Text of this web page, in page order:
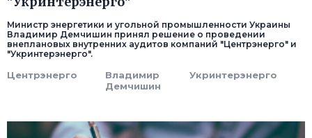
Министр энергетики и угольной промышленности Украины
Владимир Демчишин принял решение о проведении
внеплановых внутренних аудитов компаний "Центрэнерго" и
"Укринтерэнерго".
Центрэнерго
Владимир
Демчишин
Укринтерэнерго